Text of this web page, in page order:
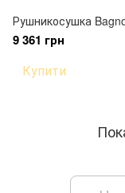
Рушникосушка
9 361 грн
Купити